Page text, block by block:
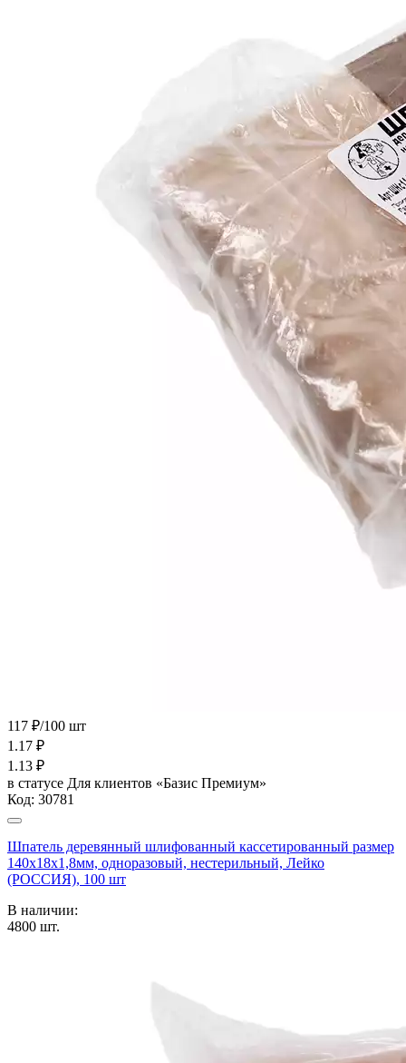
117 ₽/100 шт
1.17 ₽
1.13 ₽
в статусе Для клиентов «Базис Премиум»
Код: 30781
Шпатель деревянный шлифованный кассетированный размер
140х18х1,8мм, одноразовый, нестерильный, Лейко
(РОССИЯ), 100 шт
В наличии:
4800 шт.